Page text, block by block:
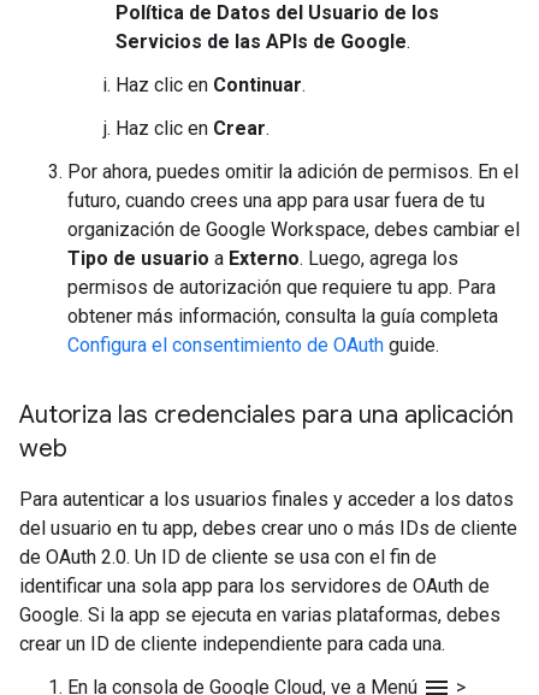
Política de Datos del Usuario de los
Servicios de las APIs de Google.
Haz clic en Continuar.
Haz clic en Crear.
Por ahora, puedes omitir la adición de permisos. En el
futuro, cuando crees una app para usar fuera de tu
organización de Google Workspace, debes cambiar el
Tipo de usuario a Externo. Luego, agrega los
permisos de autorización que requiere tu app. Para
obtener más información, consulta la guía completa
Configura el consentimiento de OAuth guide.
Autoriza las credenciales para una aplicación
web
Para autenticar a los usuarios finales y acceder a los datos
del usuario en tu app, debes crear uno o más IDs de cliente
de OAuth 2.0. Un ID de cliente se usa con el fin de
identificar una sola app para los servidores de OAuth de
Google. Si la app se ejecuta en varias plataformas, debes
crear un ID de cliente independiente para cada una.
En la consola de Google Cloud, ve a Menú menu >